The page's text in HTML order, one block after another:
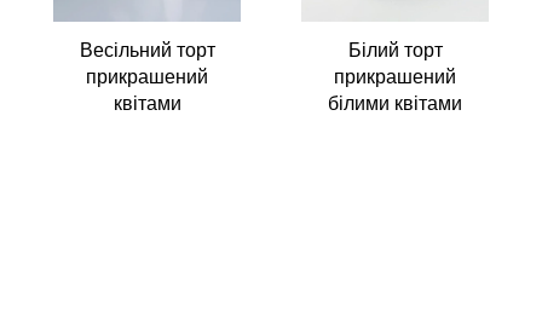
Весільний торт
прикрашений
квітами
Білий торт
прикрашений
білими квітами